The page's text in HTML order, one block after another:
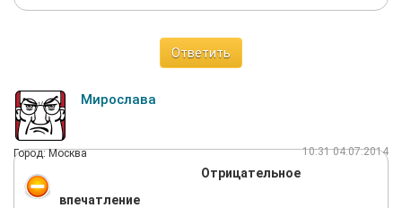
Ответить
Мирослава
Город: Москва 10:31 04.07.2014
Отрицательное
впечатление